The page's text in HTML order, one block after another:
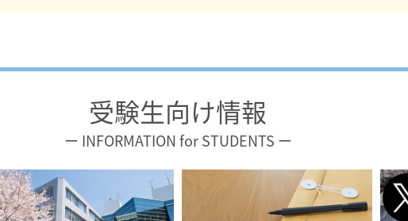
受験生向け情報
ー INFORMATION for STUDENTS ー